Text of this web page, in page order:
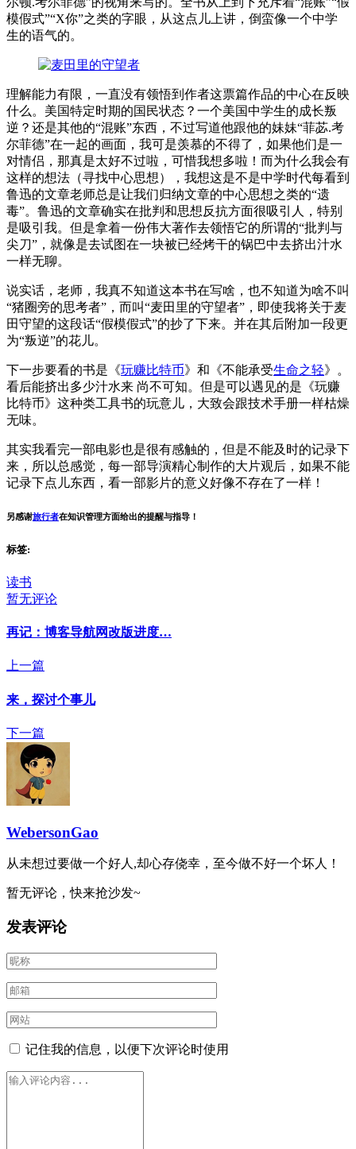
模假式”“X你”之类的字眼，从这点儿上讲，倒蛮像一个中学
生的语气的。
理解能力有限，一直没有领悟到作者这票篇作品的中心在反映
什么。美国特定时期的国民状态？一个美国中学生的成长叛
逆？还是其他的“混账”东西，不过写道他跟他的妹妹“菲苾.考
尔菲德”在一起的画面，我可是羡慕的不得了，如果他们是一
对情侣，那真是太好不过啦，可惜我想多啦！而为什么我会有
这样的想法（寻找中心思想），我想这是不是中学时代每看到
鲁迅的文章老师总是让我们归纳文章的中心思想之类的“遗
毒”。鲁迅的文章确实在批判和思想反抗方面很吸引人，特别
是吸引我。但是拿着一份伟大著作去领悟它的所谓的“批判与
尖刀”，就像是去试图在一块被已经烤干的锅巴中去挤出汁水
一样无聊。
说实话，老师，我真不知道这本书在写啥，也不知道为啥不叫
“猪圈旁的思考者”，而叫“麦田里的守望者”，即使我将关于麦
田守望的这段话“假模假式”的抄了下来。并在其后附加一段更
为“叛逆”的花儿。
下一步要看的书是《玩赚比特币》和《不能承受生命之轻》。
看后能挤出多少汁水来 尚不可知。但是可以遇见的是《玩赚
比特币》这种类工具书的玩意儿，大致会跟技术手册一样枯燥
无味。
其实我看完一部电影也是很有感触的，但是不能及时的记录下
来，所以总感觉，每一部导演精心制作的大片观后，如果不能
记录下点儿东西，看一部影片的意义好像不存在了一样！
另感谢旅行者在知识管理方面给出的提醒与指导！
标签:
读书
暂无评论
再记：博客导航网改版进度…
上一篇
来，探讨个事儿
下一篇
WebersonGao
从未想过要做一个好人,却心存侥幸，至今做不好一个坏人！
暂无评论，快来抢沙发~
发表评论
记住我的信息，以便下次评论时使用